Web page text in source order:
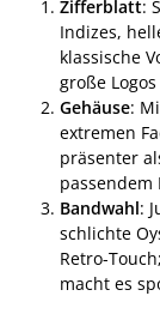
Zifferblatt:
Indizes,
klassische
große
Gehäuse:
extremen
präsenter
passendem
Bandwahl:
schlichte
Retro-
macht es